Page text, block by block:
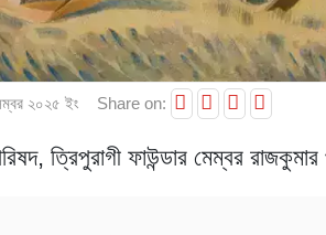
২০২৫ ইং Share on:
ত্রিপুরাগী ফাউন্ডার মেম্বর